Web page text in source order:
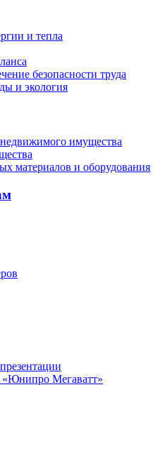
и тепла
безопасности труда
и экология
имущества
материалов и оборудования
Мегаватт»